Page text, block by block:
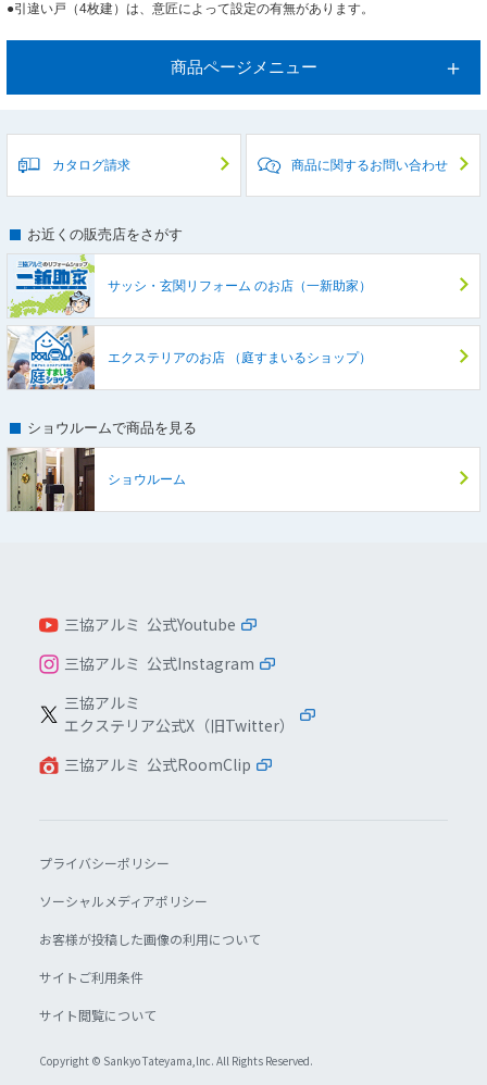
●引違い戸（4枚建）は、意匠によって設定の有無があります。
商品ページメニュー
カタログ請求 商品に関するお問い合わせ
お近くの販売店をさがす
サッシ・玄関リフォーム のお店（一新助家）
エクステリアのお店（庭すまいるショップ）
ショウルームで商品を見る
ショウルーム
三協アルミ 公式Youtube
三協アルミ 公式Instagram
三協アルミ
エクステリア公式X（旧Twitter）
三協アルミ 公式RoomClip
プライバシーポリシー
ソーシャルメディアポリシー
お客様が投稿した画像の利用について
サイトご利用条件
サイト閲覧について
Copyright © Sankyo Tateyama,lnc. All Rights Reserved.